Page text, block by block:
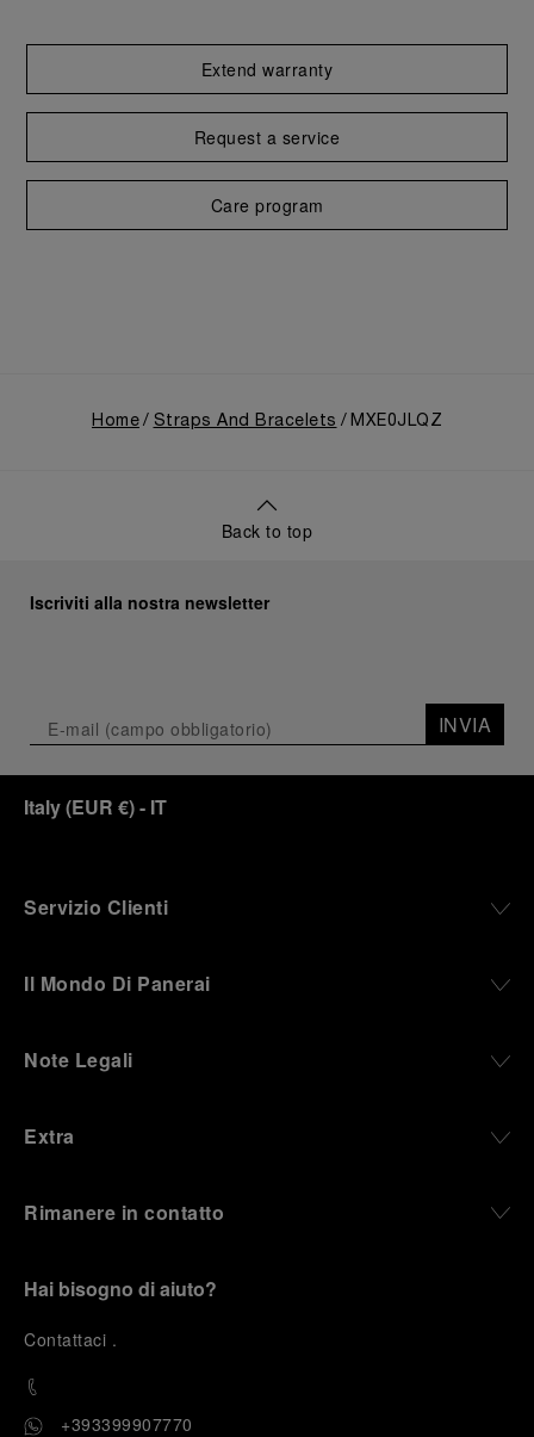
Extend warranty
Request a service
Care program
Home Straps And Bracelets MXE0JLQZ
Back to top
Iscriviti alla nostra newsletter
INVIA
Italy(EUR €)- IT
Servizio Clienti
Il Mondo Di Panerai
Note Legali
Extra
Rimanere in contatto
Hai bisogno di aiuto?
Contattaci .
+393399907770